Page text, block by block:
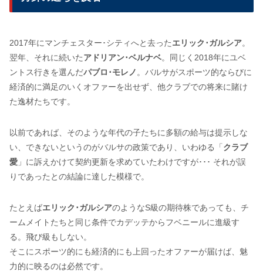
2017年にマンチェスター･シティへと去ったエリック･ガルシア。
翌年、それに続いたアドリアン･ベルナベ。同じく2018年にユベ
ントス行きを選んだパブロ･モレノ。バルサがスポーツ的ならびに
経済的に満足のいくオファーを出せず、他クラブでの将来に賭け
た逸材たちです。
以前であれば、そのような年代の子たちに多額の給与は提示しな
い、できないというのがバルサの政策であり、いわゆる「 クラブ
愛 」に訴えかけて契約更新を求めていたわけですが･･･ それが誤
りであったとの結論に達した模様で。
たとえばエリック･ガルシアのようなS級の期待株であっても、チ
ームメイトたちと同じ条件でカデッテからフベニールに進級す
る。飛び級もしない。
そこにスポーツ的にも経済的にも上回ったオファーが届けば、魅
力的に映るのは必然です。